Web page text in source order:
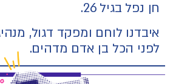
בגיל 26.
לוחם ומפקד דגול, מנהיג ענק
הכל בן אדם מדהים.